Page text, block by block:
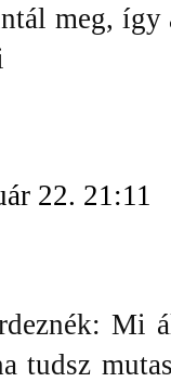
meg,
22. 21:11
Mi
tudsz